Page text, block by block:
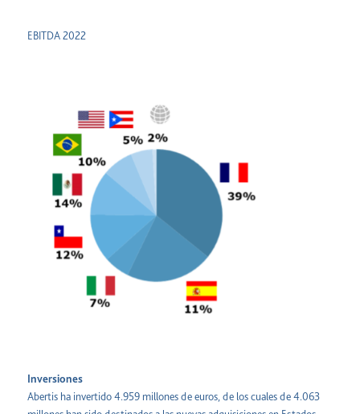
EBITDA 2022
Inversiones
Abertis ha invertido 4.959 millones de euros, de los cuales de 4.063